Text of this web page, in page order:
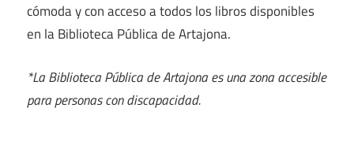
cómoda y con acceso a todos los libros disponibles
en la Biblioteca Pública de Artajona.
*La Biblioteca Pública de Artajona es una zona accesible
para personas con discapacidad.